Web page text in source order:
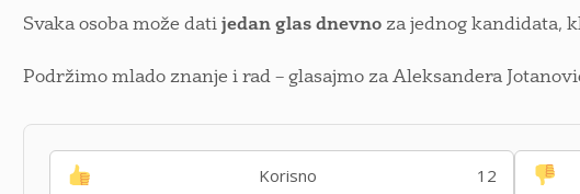
Svaka osoba može datijedan glas dnevno za jednog kandidata,
Podržimo mlado znanje i rad – glasajmo za Aleksandera
Korisno 12